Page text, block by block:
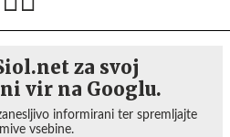
za svoj
vir na Googlu.
informirani ter spremljajte
vsebine.